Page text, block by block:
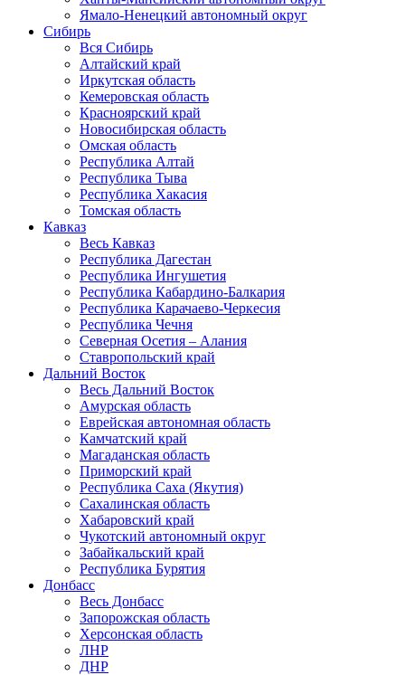
Ямало-Ненецкий автономный округ
Сибирь
Вся Сибирь
Алтайский край
Иркутская область
Кемеровская область
Красноярский край
Новосибирская область
Омская область
Республика Алтай
Республика Тыва
Республика Хакасия
Томская область
Кавказ
Весь Кавказ
Республика Дагестан
Республика Ингушетия
Республика Кабардино-Балкария
Республика Карачаево-Черкесия
Республика Чечня
Северная Осетия – Алания
Ставропольский край
Дальний Восток
Весь Дальний Восток
Амурская область
Еврейская автономная область
Камчатский край
Магаданская область
Приморский край
Республика Саха (Якутия)
Сахалинская область
Хабаровский край
Чукотский автономный округ
Забайкальский край
Республика Бурятия
Донбасс
Весь Донбасс
Запорожская область
Херсонская область
ЛНР
ДНР